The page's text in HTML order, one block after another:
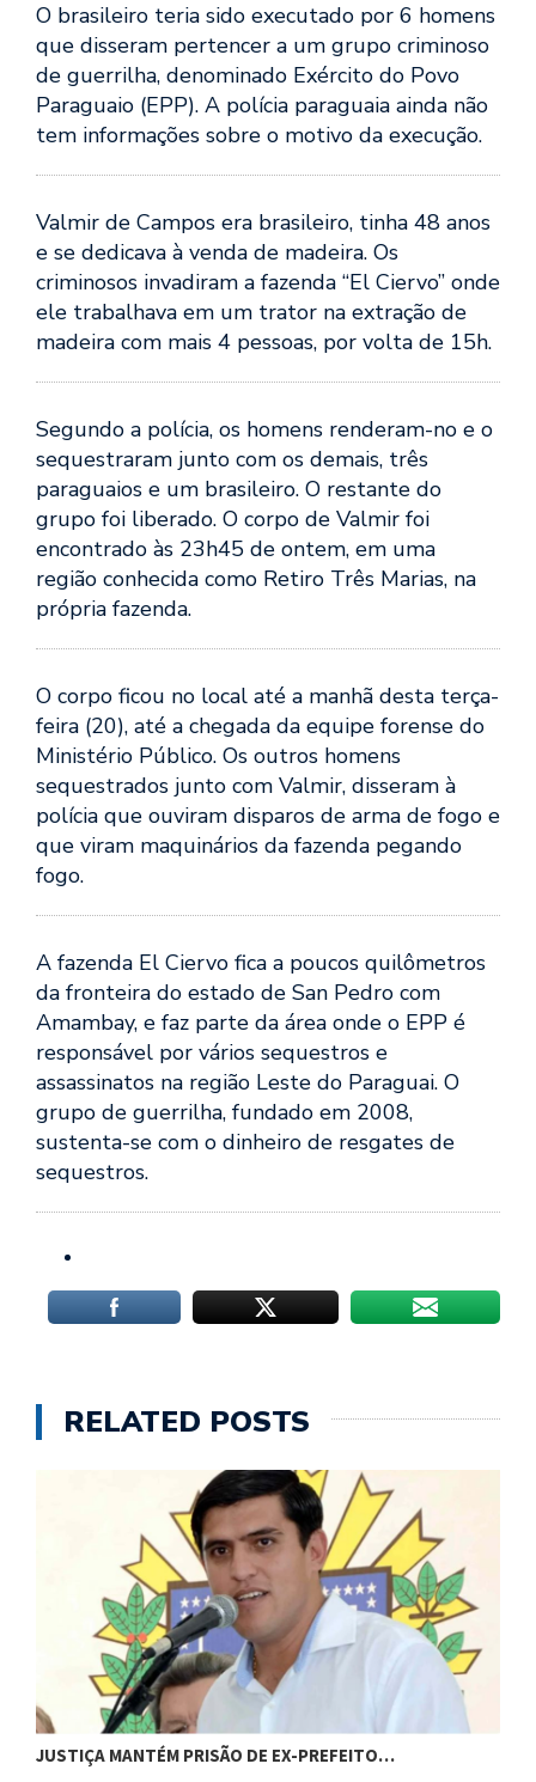
O brasileiro teria sido executado por 6 homens
que disseram pertencer a um grupo criminoso
de guerrilha, denominado Exército do Povo
Paraguaio (EPP). A polícia paraguaia ainda não
tem informações sobre o motivo da execução.
Valmir de Campos era brasileiro, tinha 48 anos
e se dedicava à venda de madeira. Os
criminosos invadiram a fazenda “El Ciervo” onde
ele trabalhava em um trator na extração de
madeira com mais 4 pessoas, por volta de 15h.
Segundo a polícia, os homens renderam-no e o
sequestraram junto com os demais, três
paraguaios e um brasileiro. O restante do
grupo foi liberado. O corpo de Valmir foi
encontrado às 23h45 de ontem, em uma
região conhecida como Retiro Três Marias, na
própria fazenda.
O corpo ficou no local até a manhã desta terça-
feira (20), até a chegada da equipe forense do
Ministério Público. Os outros homens
sequestrados junto com Valmir, disseram à
polícia que ouviram disparos de arma de fogo e
que viram maquinários da fazenda pegando
fogo.
A fazenda El Ciervo fica a poucos quilômetros
da fronteira do estado de San Pedro com
Amambay, e faz parte da área onde o EPP é
responsável por vários sequestros e
assassinatos na região Leste do Paraguai. O
grupo de guerrilha, fundado em 2008,
sustenta-se com o dinheiro de resgates de
sequestros.
RELATED POSTS
JUSTIÇA MANTÉM PRISÃO DE EX-PREFEITO…